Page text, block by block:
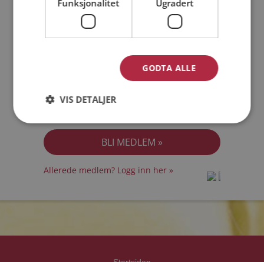
Jeg akseptererMedlemsvilkårene
Allerede medlem? Logg inn her »
Funksjonalitet Ugradert
GODTA ALLE
VIS DETALJER